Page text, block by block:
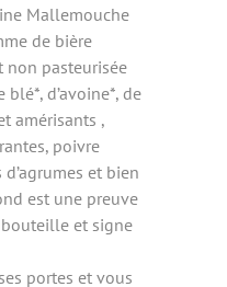
Mallemouche
de bière
pasteurisée
blé*, d’avoine*, de
amérisants ,
poivre
et bien
est une preuve
et signe
portes et vous